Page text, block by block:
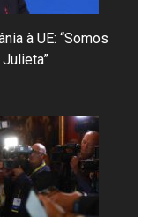
à UE: “Somos